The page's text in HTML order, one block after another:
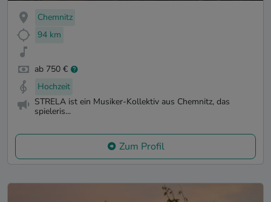
Chemnitz
94 km
ab 750 €
Hochzeit
STRELA ist ein Musiker-Kollektiv aus Chemnitz, das
spieleris...
Zum Profil